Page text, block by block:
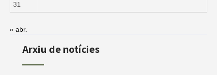
31
« abr.
Arxiu de notícies